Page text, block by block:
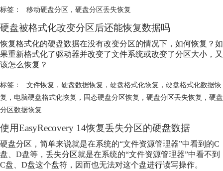
标签： 移动硬盘分区， 硬盘分区丢失恢复
硬盘被格式化改变分区后还能恢复数据吗
恢复格式化的硬盘数据在没有改变分区的情况下，如何恢复？如
果重新格式化了驱动器并改变了文件系统或改变了分区大小，又
该怎么恢复？
标签： 文件恢复 ， 硬盘数据恢复 ， 硬盘格式化恢复 ， 硬盘格式化数据恢
复 ， 电脑硬盘格式化恢复 ， 固态硬盘分区恢复 ， 硬盘分区丢失恢复 ， 硬盘
分区数据恢复
使用EasyRecovery 14恢复丢失分区的硬盘数据
硬盘分区，简单来说就是在系统的“文件资源管理器”中看到的C
盘、D盘等，丢失分区就是在系统的“文件资源管理器”中看不到
C盘、D盘这个盘符，因而也无法对这个盘进行读写操作。